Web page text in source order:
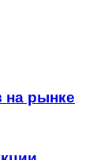
на рынке